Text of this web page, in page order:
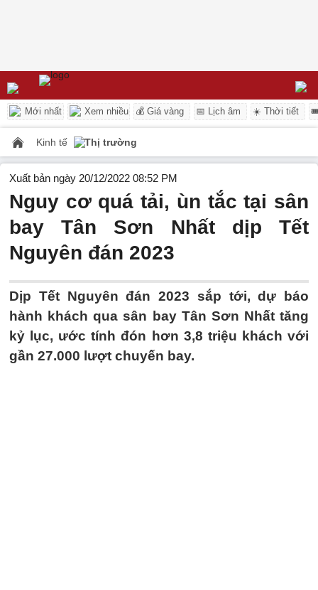
Mới nhất Xem nhiều 💰 Giá vàng 📅 Lịch âm ☀️ Thời tiết
Kinh tế Thị trường
Xuất bản ngày 20/12/2022 08:52 PM
Nguy cơ quá tải, ùn tắc tại sân
bay Tân Sơn Nhất dịp Tết
Nguyên đán 2023
Dịp Tết Nguyên đán 2023 sắp tới, dự báo
hành khách qua sân bay Tân Sơn Nhất tăng
kỷ lục, ước tính đón hơn 3,8 triệu khách với
gần 27.000 lượt chuyến bay.